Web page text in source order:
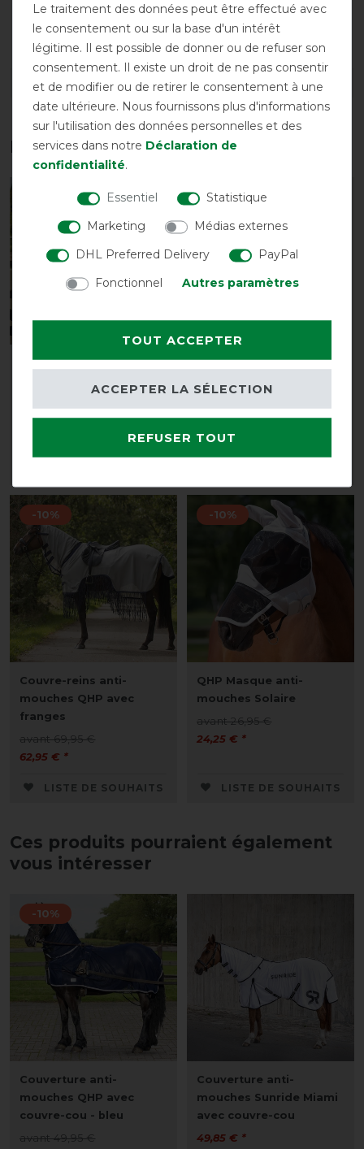
possible
d'aisance
frontale double
DÉTAILS SUR LA SÉCURITÉ DES PRODUITS
Les accessoires parfaits pour vous
Couverture anti-
avant 84,95 €
-10%
QHP Franges anti-
mouches cuir
14,35 € *
-10%
Couvre-reins anti-
mouches QHP avec
franges
avant 69,95 €
62,95 € *
LISTE DE SOUHAITS
-10%
QHP Masque anti-
mouches Solaire
avant 26,95 €
24,25 € *
LISTE DE SOUHAITS
Ces produits pourraient également
vous intéresser
-10%
Couverture anti-
mouches QHP avec
couvre-cou - bleu
avant 49,95 €
Couverture anti-
mouches Sunride Miami
avec couvre-cou
49,85 € *
Le traitement des données peut être effectué avec
le consentement ou sur la base d'un intérêt
légitime. Il est possible de donner ou de refuser son
consentement. Il existe un droit de ne pas consentir
et de modifier ou de retirer le consentement à une
date ultérieure. Nous fournissons plus d'informations
sur l'utilisation des données personnelles et des
services dans notre Déclaration de
confidentialité.
Essentiel
Statistique
Marketing
Médias externes
DHL Preferred Delivery
PayPal
Fonctionnel
Autres paramètres
TOUT ACCEPTER
REFUSER TOUT
ACCEPTER LA SÉLECTION